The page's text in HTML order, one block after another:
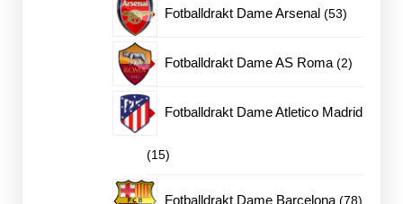
Fotballdrakt Dame Arsenal 5353
Fotballdrakt Dame AS Roma 22
Fotballdrakt Dame Atletico Madrid
1515
produkter
Fotballdrakt Dame Barcelona 7878